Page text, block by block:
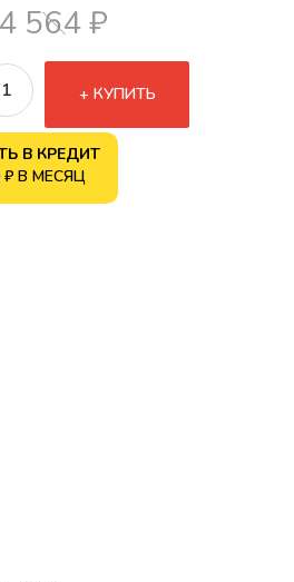
4 564 ₽
КУПИТЬ
В КРЕДИТ
₽ В МЕСЯЦ